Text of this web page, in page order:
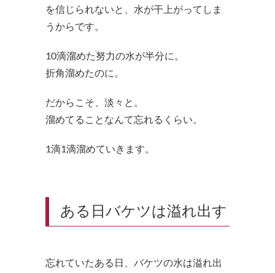
を信じられないと、水が干上がってしま
うからです。
10滴溜めた努力の水が半分に。
折角溜めたのに。
だからこそ、淡々と。
溜めてることなんて忘れるくらい。
1滴1滴溜めていきます。
ある日バケツは溢れ出す
忘れていたある日、バケツの水は溢れ出